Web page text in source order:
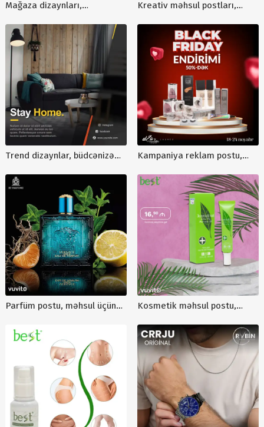
Mağaza dizaynları,
buxarlı bişirici post dizaynı,
Braun buxarlı pişirici posteri
Kreativ məhsul postları,
sifarişi, kondisioner postu
Trend dizaynlar, büdcənizə
postlarının sifarişi
Kampaniya reklam postu,
reklamı qrafik dizaynı,
postlarin hazirlanması, Black
friday
Parfüm postu, məhsul üçün
reklam postu, online qrafik
dizayn sifarişi
Kosmetik məhsul postu,
gözəllik və sağlamlıq, krem
post dizaynı, poster dizayn
sifarişi